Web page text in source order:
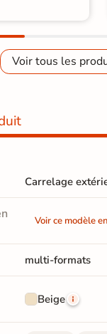
Voir tous les
Carrelage
Voir ce modèle
multi-formats
Beige